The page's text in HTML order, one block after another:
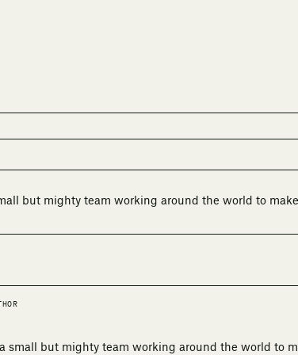
but mighty team working around the world to
a small but mighty team working around the world to